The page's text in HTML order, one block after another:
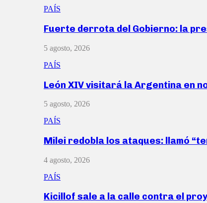
PAÍS
Fuerte derrota del Gobierno: la
5 agosto, 2026
PAÍS
León XIV visitará la Argentina en
5 agosto, 2026
PAÍS
Milei redobla los ataques: llamó
4 agosto, 2026
PAÍS
Kicillof sale a la calle contra el